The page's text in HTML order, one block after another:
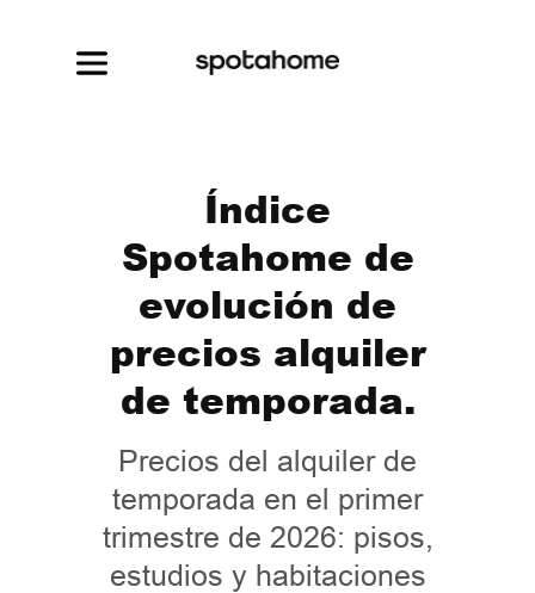
Índice
Spotahome de
evolución de
precios alquiler
de temporada.
Precios del alquiler de
temporada en el primer
trimestre de 2026: pisos,
estudios y habitaciones